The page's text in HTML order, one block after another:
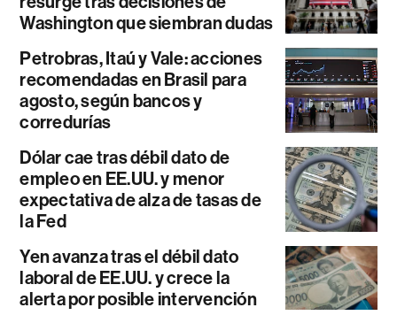
Washington que siembran dudas
Petrobras, Itaú y Vale: acciones
recomendadas en Brasil para
agosto, según bancos y
corredurías
Dólar cae tras débil dato de
empleo en EE.UU. y menor
expectativa de alza de tasas de
la Fed
Yen avanza tras el débil dato
laboral de EE.UU. y crece la
alerta por posible intervención